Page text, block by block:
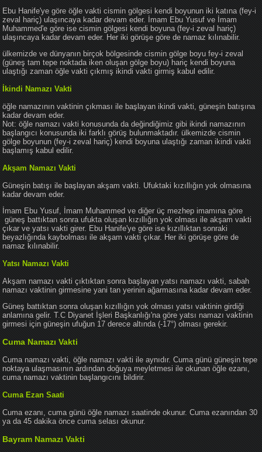
Ebu Hanife'ye göre öğle vakti cismin gölgesi kendi boyunun iki katına (fey-i
zeval hariç) ulaşıncaya kadar devam eder. İmam Ebu Yusuf ve İmam
Muhammed'e göre ise cismin gölgesi kendi boyuna (fey-i zeval hariç)
ulaşıncaya kadar devam eder. Her iki görüşe göre de namaz kılınabilir.
ülkemizde ve dünyanın birçok bölgesinde cismin gölge boyu fey-i zeval
(güneş tam tepe noktada iken oluşan gölge boyu) hariç kendi boyuna
ulaştığı zaman öğle vakti çıkmış ikindi vakti girmiş kabul edilir.
İkindi Namazı Vakti
öğle namazının vaktinin çıkması ile başlayan ikindi vakti, güneşin batışına
kadar devam eder.
Not: öğle namazı vakti konusunda da değindiğimiz gibi ikindi namazının
başlangıcı konusunda iki farklı görüş bulunmaktadır. ülkemizde cismin
gölge boyunun (fey-i zeval hariç) kendi boyuna ulaştığı zaman ikindi vakti
başlamış kabul edilir.
Akşam Namazı Vakti
Güneşin batışı ile başlayan akşam vakti. Ufuktaki kızıllığın yok olmasına
kadar devam eder.
İmam Ebu Yusuf, İmam Muhammed ve diğer üç mezhep imamına göre
güneş battıktan sonra ufukta oluşan kızıllığın yok olması ile akşam vakti
çıkar ve yatsı vakti girer. Ebu Hanife'ye göre ise kızıllıktan sonraki
beyazlığında kaybolması ile akşam vakti çıkar. Her iki görüşe göre de
namaz kılınabilir.
Yatsı Namazı Vakti
Akşam namazı vakti çıktıktan sonra başlayan yatsı namazı vakti, sabah
namazı vaktinin girmesine yani tan yerinin ağarmasına kadar devam eder.
Güneş battıktan sonra oluşan kızıllığın yok olması yatsı vaktinin girdiği
anlamına gelir. T.C Diyanet İşleri Başkanlığı'na göre yatsı namazı vaktinin
girmesi için güneşin ufuğun 17 derece altında (-17°) olması gerekir.
Cuma Namazı Vakti
Cuma namazı vakti, öğle namazı vakti ile aynıdır. Cuma günü güneşin tepe
noktaya ulaşmasının ardından doğuya meyletmesi ile okunan öğle ezanı,
cuma namazı vaktinin başlangıcını bildirir.
Cuma Ezan Saati
Cuma ezanı, cuma günü öğle namazı saatinde okunur. Cuma ezanından 30
ya da 45 dakika önce cuma selası okunur.
Bayram Namazı Vakti